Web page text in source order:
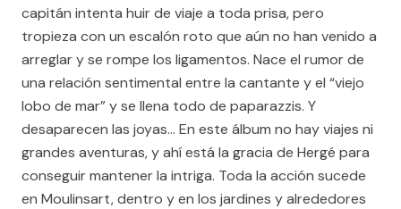
capitán intenta huir de viaje a toda prisa, pero
tropieza con un escalón roto que aún no han venido a
arreglar y se rompe los ligamentos. Nace el rumor de
una relación sentimental entre la cantante y el “viejo
lobo de mar” y se llena todo de paparazzis. Y
desaparecen las joyas... En este álbum no hay viajes ni
grandes aventuras, y ahí está la gracia de Hergé para
conseguir mantener la intriga. Toda la acción sucede
en Moulinsart, dentro y en los jardines y alrededores